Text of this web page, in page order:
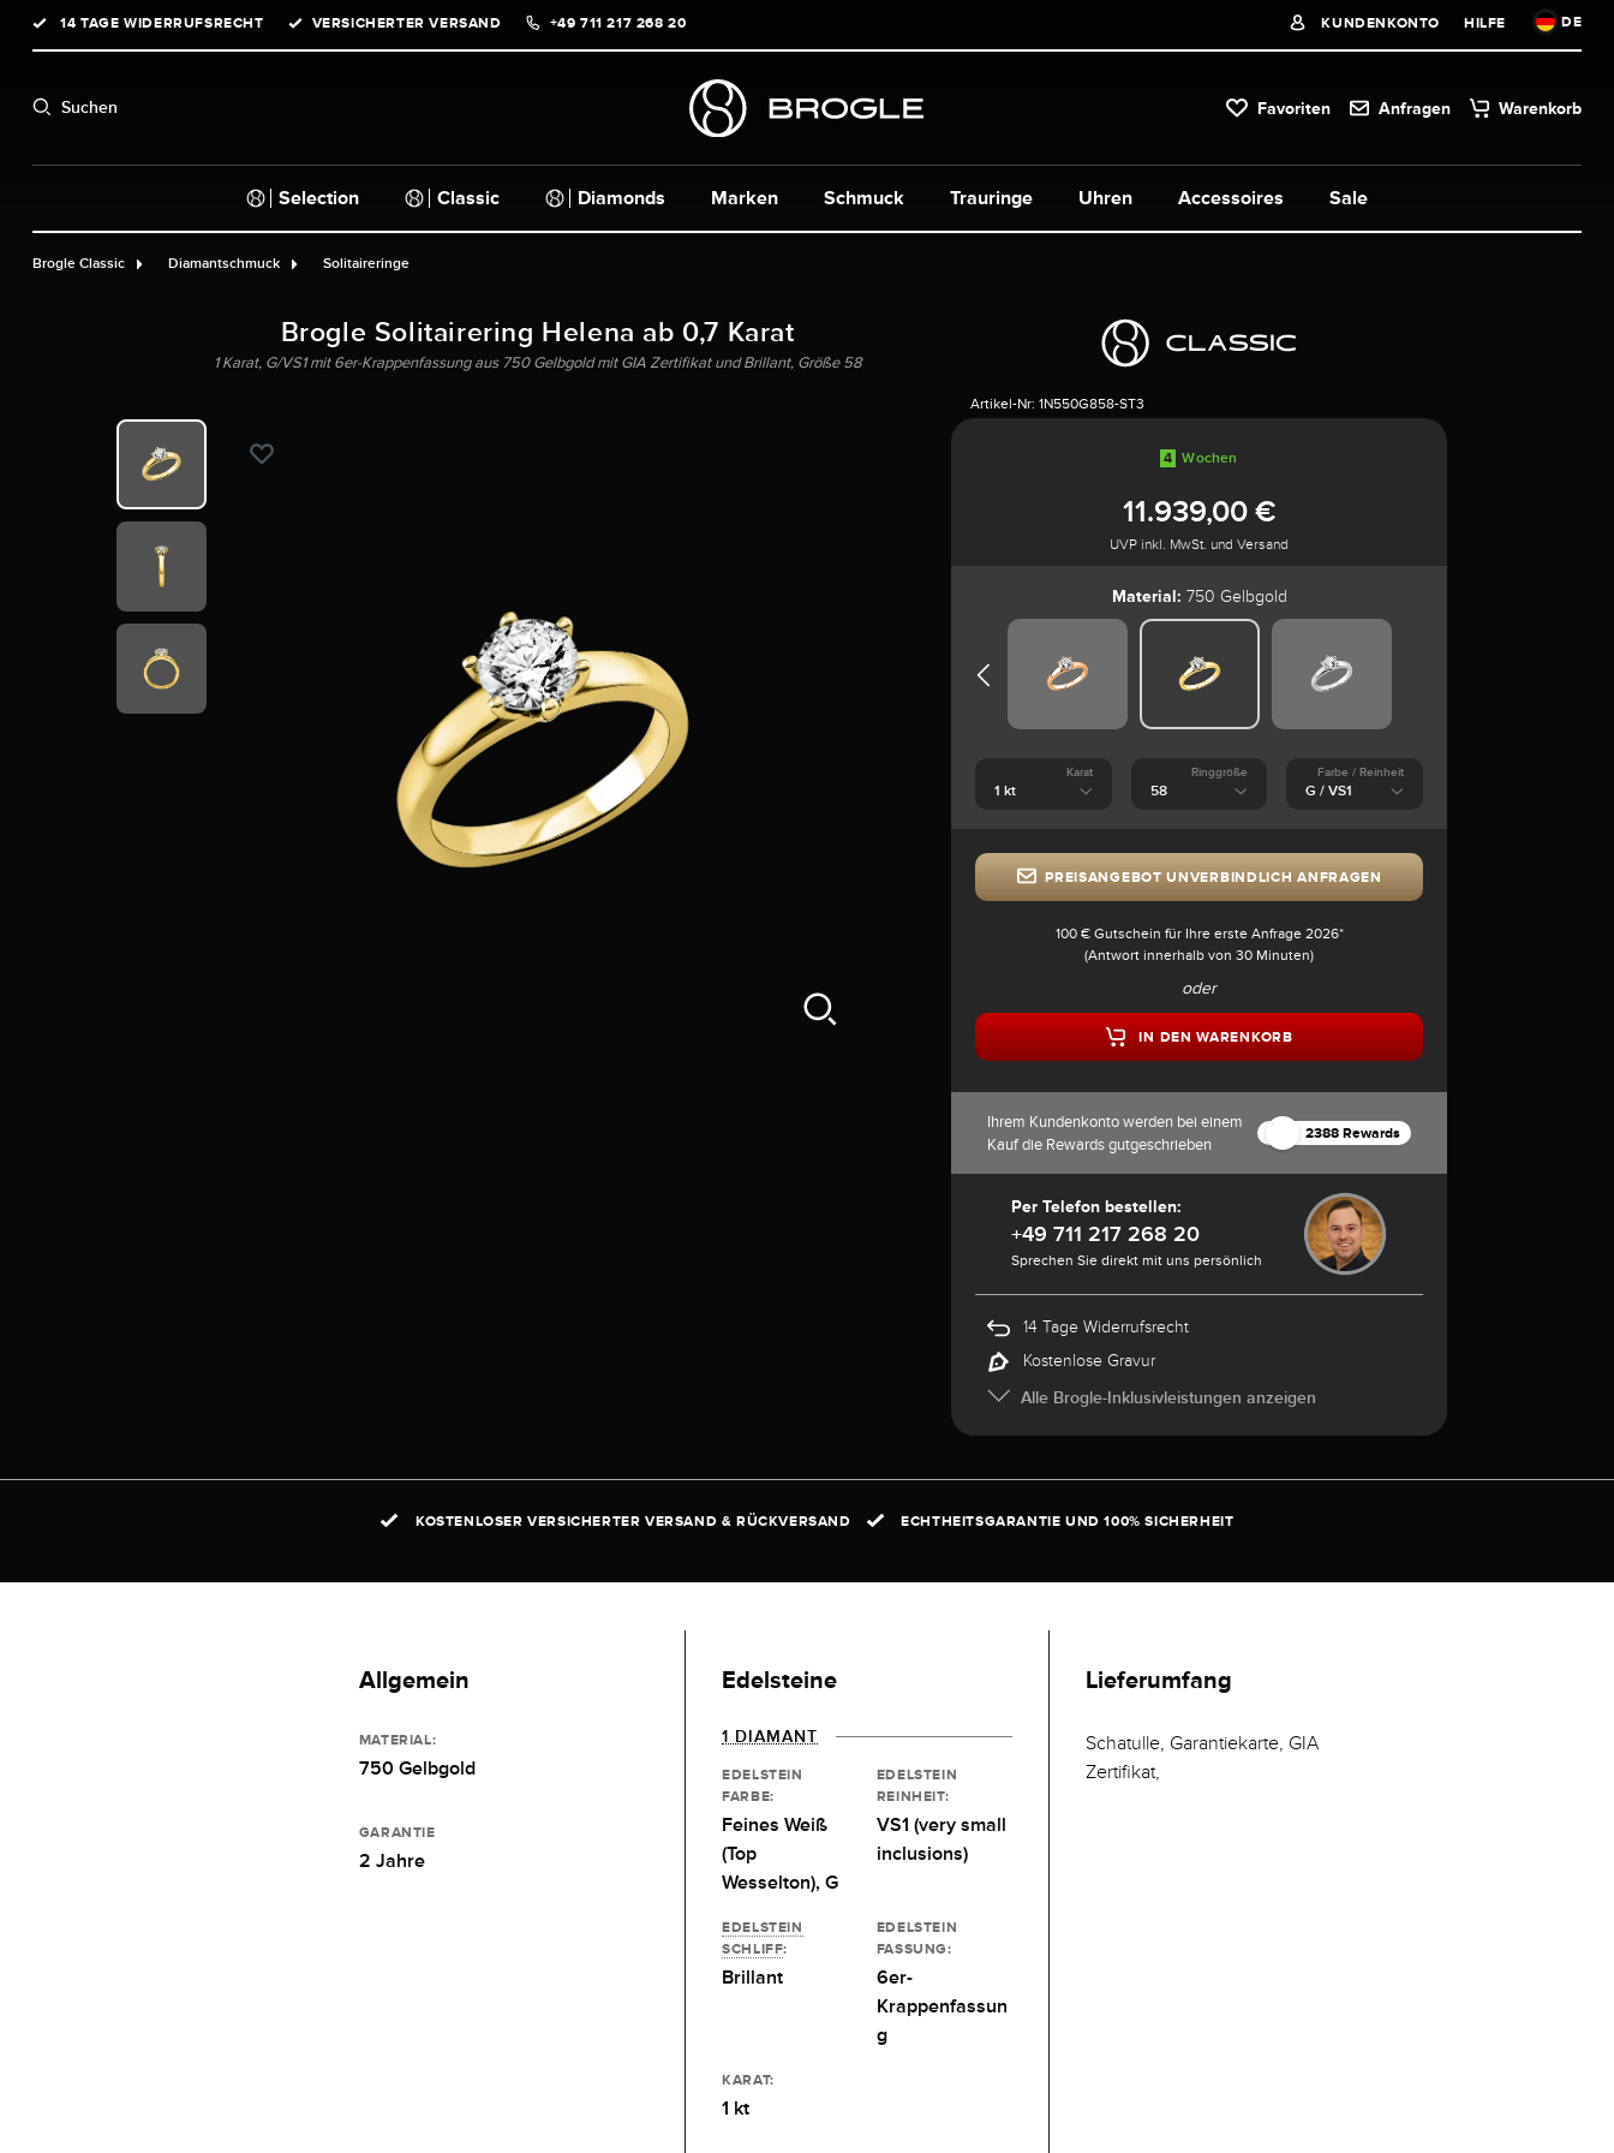
Zur Hauptnavigation springen
14 TAGE WIDERRUFSRECHT VERSICHERTER VERSAND +49 711 217 268 20 KUNDENKONTO HILFE DE
Suchen Favoriten Anfragen Warenkorb
Selection Classic Diamonds Marken Schmuck Uhren Accessoires Sale
Trauringe
Brogle Classic Diamantschmuck Solitaireringe
Brogle Solitairering Helena ab 0,7 Karat
1 Karat, G/VS1 mit 6er-Krappenfassung aus 750 Gelbgold mit GIA Zertifikat und Brillant, Größe 58
Artikel-Nr: 1N550G858-ST3
4 Wochen
11.939,00 €
UVP inkl. MwSt. und Versand
Material: 750 Gelbgold
Karat Ringgröße Farbe / Reinheit
PREISANGEBOT UNVERBINDLICH ANFRAGEN
100 € Gutschein für Ihre erste Anfrage 2026*
(Antwort innerhalb von 30 Minuten)
oder
IN DEN WARENKORB
Ihrem Kundenkonto werden bei einem
Kauf die Rewards gutgeschrieben
2388 Rewards
Per Telefon bestellen:
+49 711 217 268 20
Sprechen Sie direkt mit uns persönlich
14 Tage Widerrufsrecht
Kostenlose Gravur
Alle Brogle-Inklusivleistungen anzeigen
KOSTENLOSER VERSICHERTER VERSAND & RÜCKVERSAND ECHTHEITSGARANTIE UND 100% SICHERHEIT
Allgemein
MATERIAL:
750 Gelbgold
GARANTIE
2 Jahre
Edelsteine
1 DIAMANT
EDELSTEIN
FARBE:
Feines Weiß
(Top
Wesselton), G
EDELSTEIN
REINHEIT:
VS1 (very small
inclusions)
EDELSTEIN
SCHLIFF:
Brillant
EDELSTEIN
FASSUNG:
6er-
Krappenfassun
g
KARAT:
1 kt
Lieferumfang
Schatulle, Garantiekarte, GIA
Zertifikat,